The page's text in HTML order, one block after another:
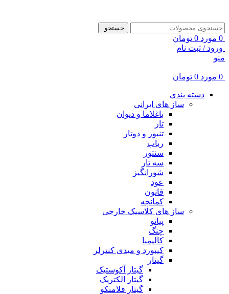
جستجو
0 مورد 0 تومان
ورود / ثبت نام
منو
0 مورد 0 تومان
دسته بندی
ساز های ایرانی
باغلاما و دیوان
تار
تنبور و دوتار
رباب
سنتور
سه تار
شورانگیز
عود
قانون
کمانچه
ساز های کلاسیک خارجی
پیانو
چنگ
کالیمبا
کیبورد و میدی کنترلر
گیتار
گیتار آکوستیک
گیتار الکتریک
گیتار فلامنکو